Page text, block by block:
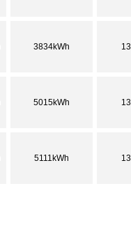
3834kWh
5015kWh
5111kWh